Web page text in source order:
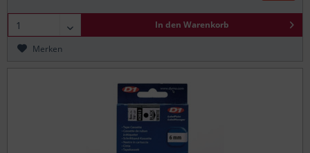
In den Warenkorb
Merken